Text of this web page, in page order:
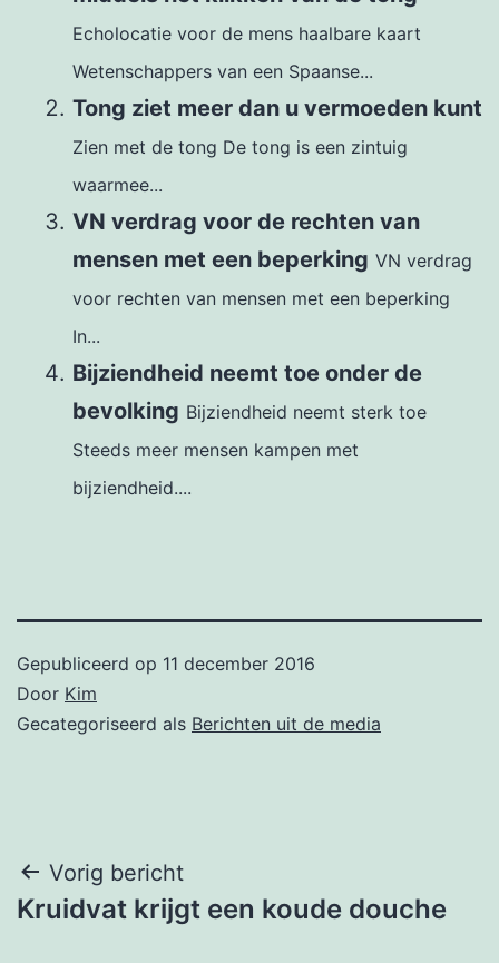
Echolocatie voor de mens haalbare kaart
Wetenschappers van een Spaanse...
Tong ziet meer dan u vermoeden kunt
Zien met de tong De tong is een zintuig
waarmee...
VN verdrag voor de rechten van
mensen met een beperking VN verdrag
voor rechten van mensen met een beperking
In...
Bijziendheid neemt toe onder de
bevolking Bijziendheid neemt sterk toe
Steeds meer mensen kampen met
bijziendheid....
Gepubliceerd op 11 december 2016
Door Kim
Gecategoriseerd als Berichten uit de media
Bericht
navigatie
Vorig bericht
Kruidvat krijgt een koude douche